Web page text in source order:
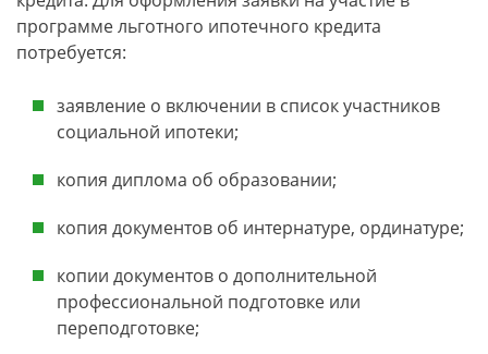
программе льготного ипотечного кредита
потребуется:
заявление о включении в список участников
социальной ипотеки;
копия диплома об образовании;
копия документов об интернатуре, ординатуре;
копии документов о дополнительной
профессиональной подготовке или
переподготовке;